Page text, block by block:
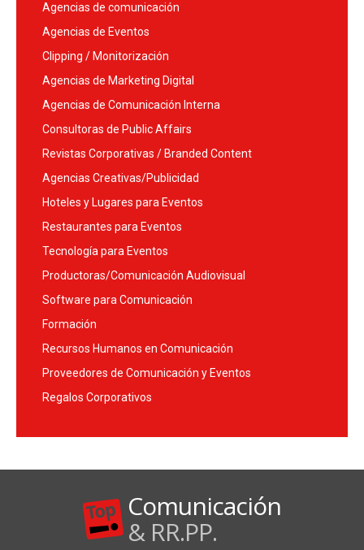
Agencias de comunicación
Agencias de Eventos
Clipping / Monitorización
Agencias de Marketing Digital
Agencias de Comunicación Interna
Consultoras de Public Affairs
Revistas Corporativas / Branded Content
Agencias Creativas/Publicidad
Hoteles y Lugares para Eventos
Restaurantes para Eventos
Tecnología para Eventos
Productoras/Comunicación Audiovisual
Software para Comunicación
Formación
Recursos Humanos en Comunicación
Proveedores de Comunicación y Eventos
Regalos Corporativos
Comunicación
& RR.PP.